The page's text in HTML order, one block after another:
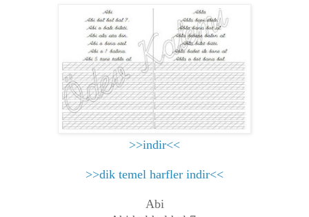
>>indir<<
>>dik temel harfler indir<<
Abi